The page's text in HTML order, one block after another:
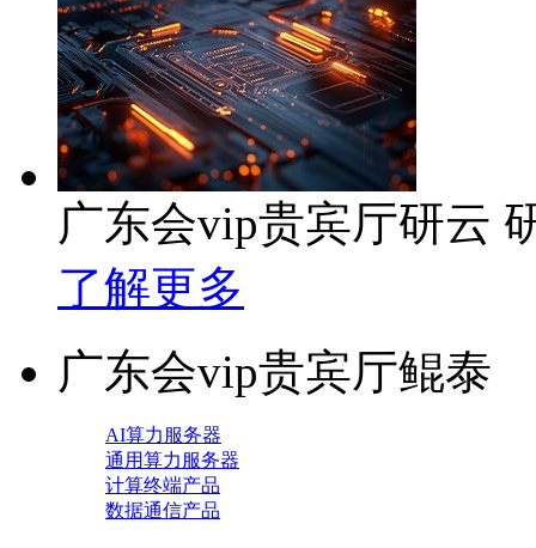
广东会vip贵宾厅研云
了解更多
广东会vip贵宾厅鲲泰
AI算力服务器
通用算力服务器
计算终端产品
数据通信产品